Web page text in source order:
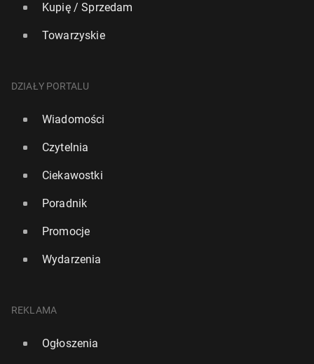
Kupię / Sprzedam
Towarzyskie
DZIAŁY PORTALU
Wiadomości
Czytelnia
Ciekawostki
Poradnik
Promocje
Wydarzenia
REKLAMA
Ogłoszenia